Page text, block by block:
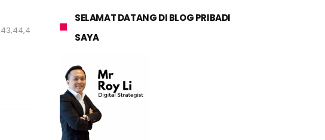
SELAMAT DATANG DI BLOG PRIBADI
SAYA